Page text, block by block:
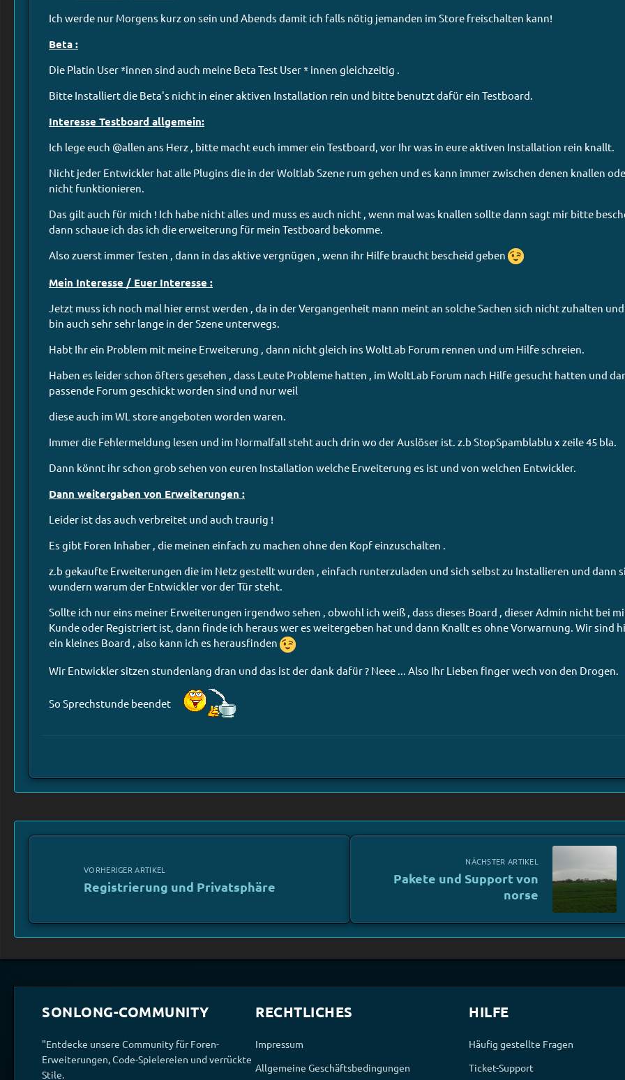
Ich werde nur Morgens kurz on sein und Abends damit ich falls nötig jemanden im Store freischalten kann!
Beta :
Die Platin User *innen sind auch meine Beta Test User * innen gleichzeitig .
Bitte Installiert die Beta's nicht in einer aktiven Installation rein und bitte benutzt dafür ein Testboard.
Interesse Testboard allgemein:
Ich lege euch @allen ans Herz , bitte macht euch immer ein Testboard, vor Ihr was in eure aktiven Installation rein knallt.
Nicht jeder Entwickler hat alle Plugins die in der Woltlab Szene rum gehen und es kann immer zwischen denen knallen
nicht funktionieren.
Das gilt auch für mich ! Ich habe nicht alles und muss es auch nicht , wenn mal was knallen sollte dann sagt mir bitte
dann schaue ich das ich die erweiterung für mein Testboard bekomme.
Also zuerst immer Testen , dann in das aktive vergnügen , wenn ihr Hilfe braucht bescheid geben
Mein Interesse / Euer Interesse :
Jetzt muss ich noch mal hier ernst werden , da in der Vergangenheit mann meint an solche Sachen sich nicht zuhalten
bin auch sehr sehr lange in der Szene unterwegs.
Habt Ihr ein Problem mit meine Erweiterung , dann nicht gleich ins WoltLab Forum rennen und um Hilfe schreien.
Haben es leider schon öfters gesehen , dass Leute Probleme hatten , im WoltLab Forum nach Hilfe gesucht hatten und
passende Forum geschickt worden sind und nur weil
diese auch im WL store angeboten worden waren.
Immer die Fehlermeldung lesen und im Normalfall steht auch drin wo der Auslöser ist. z.b StopSpamblablu x zeile 45 bla.
Dann könnt ihr schon grob sehen von euren Installation welche Erweiterung es ist und von welchen Entwickler.
Dann weitergaben von Erweiterungen :
Leider ist das auch verbreitet und auch traurig !
Es gibt Foren Inhaber , die meinen einfach zu machen ohne den Kopf einzuschalten .
z.b gekaufte Erweiterungen die im Netz gestellt wurden , einfach runterzuladen und sich selbst zu Installieren und dann
wundern warum der Entwickler vor der Tür steht.
Sollte ich nur eins meiner Erweiterungen irgendwo sehen , obwohl ich weiß , dass dieses Board , dieser Admin nicht bei
Kunde oder Registriert ist, dann finde ich heraus wer es weitergeben hat und dann Knallt es ohne Vorwarnung. Wir sind
ein kleines Board , also kann ich es herausfinden
Wir Entwickler sitzen stundenlang dran und das ist der dank dafür ? Neee ... Also Ihr Lieben finger wech von den Drogen.
So Sprechstunde beendet
VORHERIGER ARTIKEL
Registrierung und Privatsphäre
NÄCHSTER ARTIKEL
Pakete und Support von
norse
SONLONG-COMMUNITY
"Entdecke unsere Community für Foren-
Erweiterungen, Code-Spielereien und verrückte
Stile.
RECHTLICHES
Impressum
Allgemeine Geschäftsbedingungen
HILFE
Häufig gestellte Fragen
Ticket-Support